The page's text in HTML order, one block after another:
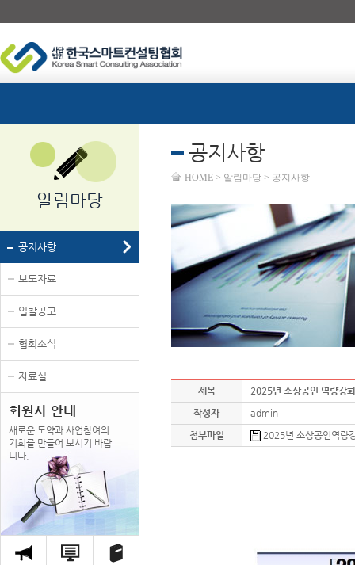
알림마당
공지사항
보도자료
입찰공고
협회소식
자료실
회원사 안내
새로운 도약과 사업참여의
기회를 만들어 보시기 바랍
니다.
공지사항
HOME > 알림마당 > 공지사항
제목
2025년 소상공인 역량강
작성자
admin
첨부파일
2025년 소상공인역량